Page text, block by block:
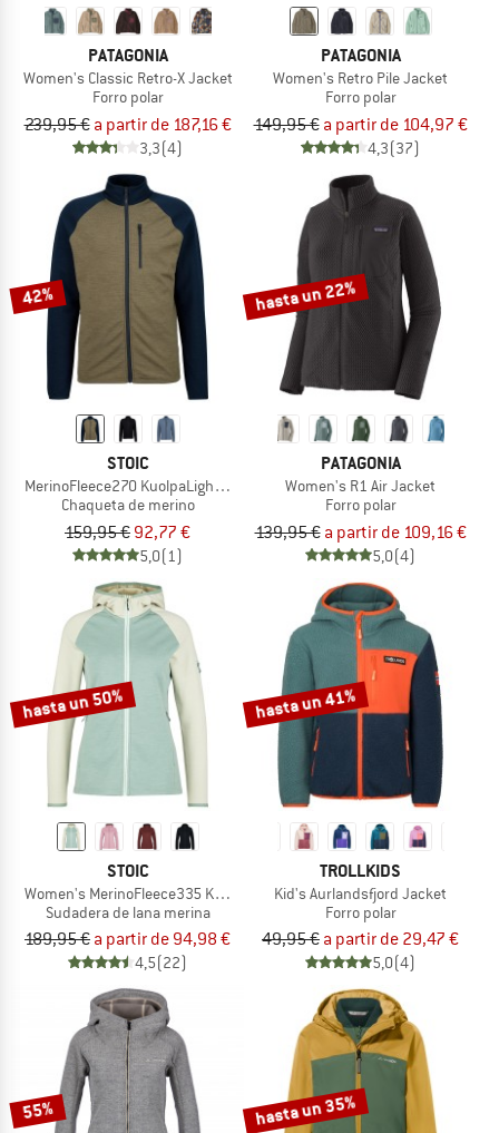
PATAGONIA
Women's Classic Retro-X Jacket
Forro polar
239,95 € a partir de 187,16 €
3,3(4)
PATAGONIA
Women's Retro Pile Jacket
Forro polar
149,95 € a partir de 104,97 €
4,3(37)
42%
STOIC
MerinoFleece270 KuolpaLightSt. Jacket
Chaqueta de merino
159,95 € 92,77 €
5,0(1)
hasta un 22%
PATAGONIA
Women's R1 Air Jacket
Forro polar
139,95 € a partir de 109,16 €
5,0(4)
hasta un 50%
STOIC
Women's MerinoFleece335 KuolpaSt. II Zip Hoody
Sudadera de lana merina
189,95 € a partir de 94,98 €
4,5(22)
hasta un 41%
TROLLKIDS
Kid's Aurlandsfjord Jacket
Forro polar
49,95 € a partir de 29,47 €
5,0(4)
55% hasta un 35%